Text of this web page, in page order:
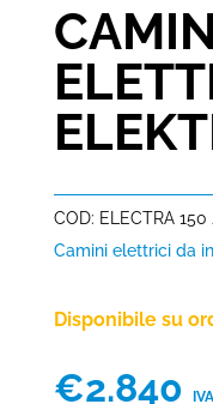
COD: ELECTRA 150
Camini elettrici da
Disponibile su
€2.840